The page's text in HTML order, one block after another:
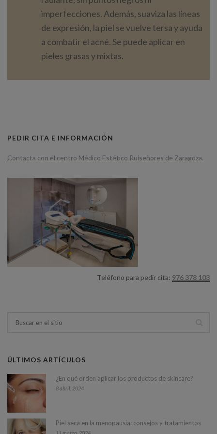
imperfecciones. Además, suaviza las líneas
de expresión, la piel se vuelve tersa y ayuda
a combatir el acné. Se puede aplicar en
pieles grasas y mixtas.
PEDIR CITA E INFORMACIÓN
Contacta con el centro Médico Estético Ruiseñores de Zaragoza.
Teléfono para pedir cita: 976 378 103
ÚLTIMOS ARTÍCULOS
¿En qué orden aplicar los productos de skincare?
8 abril, 2024
Piel seca en la menopausia: consejos y tratamientos